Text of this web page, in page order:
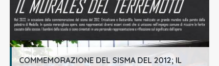
COMMEMORAZIONE DEL SISMA DEL 2012; IL